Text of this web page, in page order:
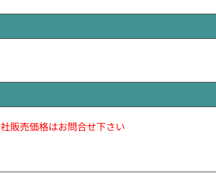
販売価格はお問合せ下さい